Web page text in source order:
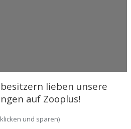
lieben unsere
auf Zooplus!
und sparen)